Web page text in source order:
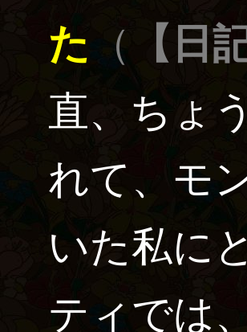
た （
【日
直、ちょ
れて、モ
いた私に
ティでは